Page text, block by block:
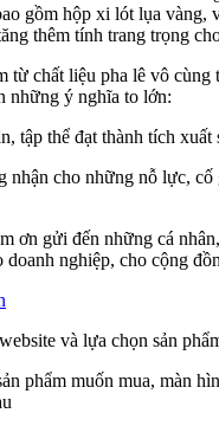
gồm hộp xi lót lụa vàng,
thêm tính trang trọng
từ chất liệu pha lê vô cùng
những ý nghĩa to lớn:
tập thể đạt thành tích xuất
nhận cho những nỗ lực, cố
ơn gửi đến những cá
doanh nghiệp, cho cộng
và lựa chọn sản
phẩm muốn mua, màn